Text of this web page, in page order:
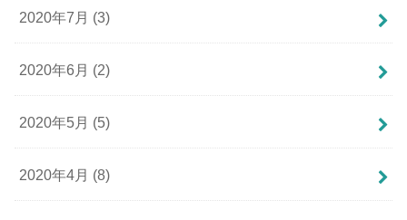
2020年7月 (3)
2020年6月 (2)
2020年5月 (5)
2020年4月 (8)